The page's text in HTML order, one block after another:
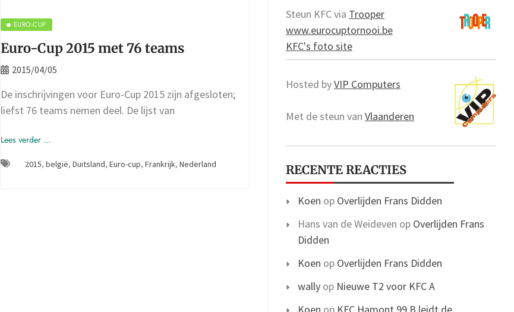
EURO-CUP
Euro-Cup 2015 met 76 teams
2015/04/05
De inschrijvingen voor Euro-Cup 2015 zijn afgesloten;
liefst 76 teams nemen deel. De lijst van
Lees verder ...
2015,belgië,Duitsland,Euro-cup,Frankrijk,Nederland
Steun KFC via Trooper
www.eurocuptornooi.be
KFC's foto site
Hosted byVIP Computers
Met de steun van Vlaanderen
RECENTE REACTIES
Koen op Overlijden Frans Didden
Hans van de Weideven op Overlijden Frans
Didden
Koen op Overlijden Frans Didden
wallyop Nieuwe T2 voor KFC A